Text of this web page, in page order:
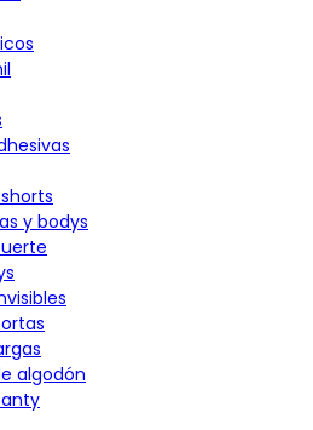
y bodys
algodón